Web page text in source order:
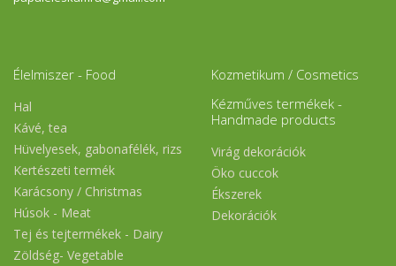
Élelmiszer - Food
Hal
Kávé, tea
Hüvelyesek, gabonafélék, rizs
Kertészeti termék
Karácsony / Christmas
Húsok - Meat
Tej és tejtermékek - Dairy
Zöldség- Vegetable
Kozmetikum / Cosmetics
Kézműves termékek -
Handmade products
Virág dekorációk
Öko cuccok
Ékszerek
Dekorációk